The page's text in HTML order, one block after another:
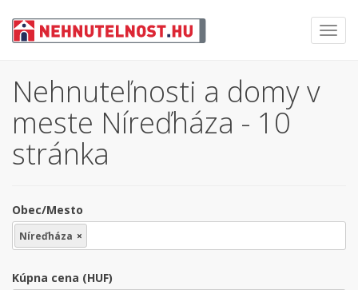
Nehnuteľnosti a domy v
meste Níreďháza - 10
stránka
Obec/Mesto
Níreďháza ×
Kúpna cena (HUF)